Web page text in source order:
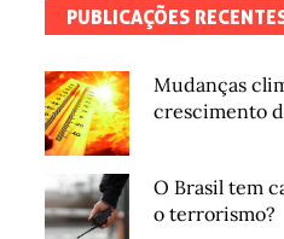
PUBLICAÇÕES
Mudanças
crescimento
O Brasil tem
o terrorismo?